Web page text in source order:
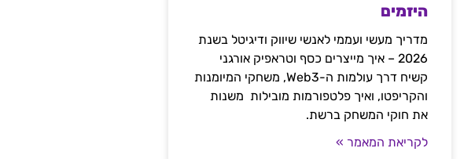
היזמים
מדריך מעשי ועממי לאנשי שיווק ודיגיטל בשנת
2026 – איך מייצרים כסף וטראפיק אורגני
קשיח דרך עולמות ה-Web3, משחקי המיומנות
והקריפטו, ואיך פלטפורמות מובילות משנות
את חוקי המשחק ברשת.
לקריאת המאמר »